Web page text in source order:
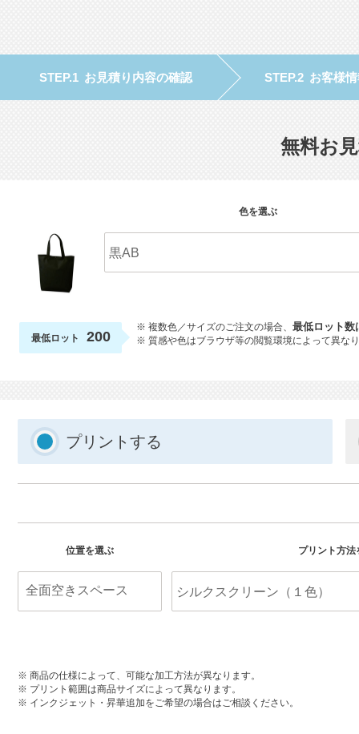
お見積り内容の確認 お客様
無料お
色を選ぶ
最低ロット 200
※ 複数色／サイズのご注文の場合、最低ロット数
※ 質感や色はブラウザ等の閲覧環境によって異な
プリントする
位置を選ぶ プリント方法
※ 商品の仕様によって、可能な加工方法が異なります。
※ プリント範囲は商品サイズによって異なります。
※ インクジェット・昇華追加をご希望の場合はご相談ください。